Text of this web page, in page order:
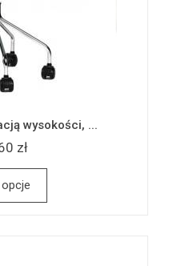
wysokości, ...
zł